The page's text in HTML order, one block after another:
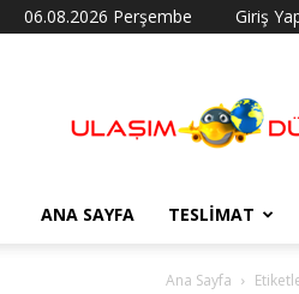
06.08.2026 Perşembe Giriş
Dünyası
ANA SAYFA TESLIMAT
Ana Sayfa